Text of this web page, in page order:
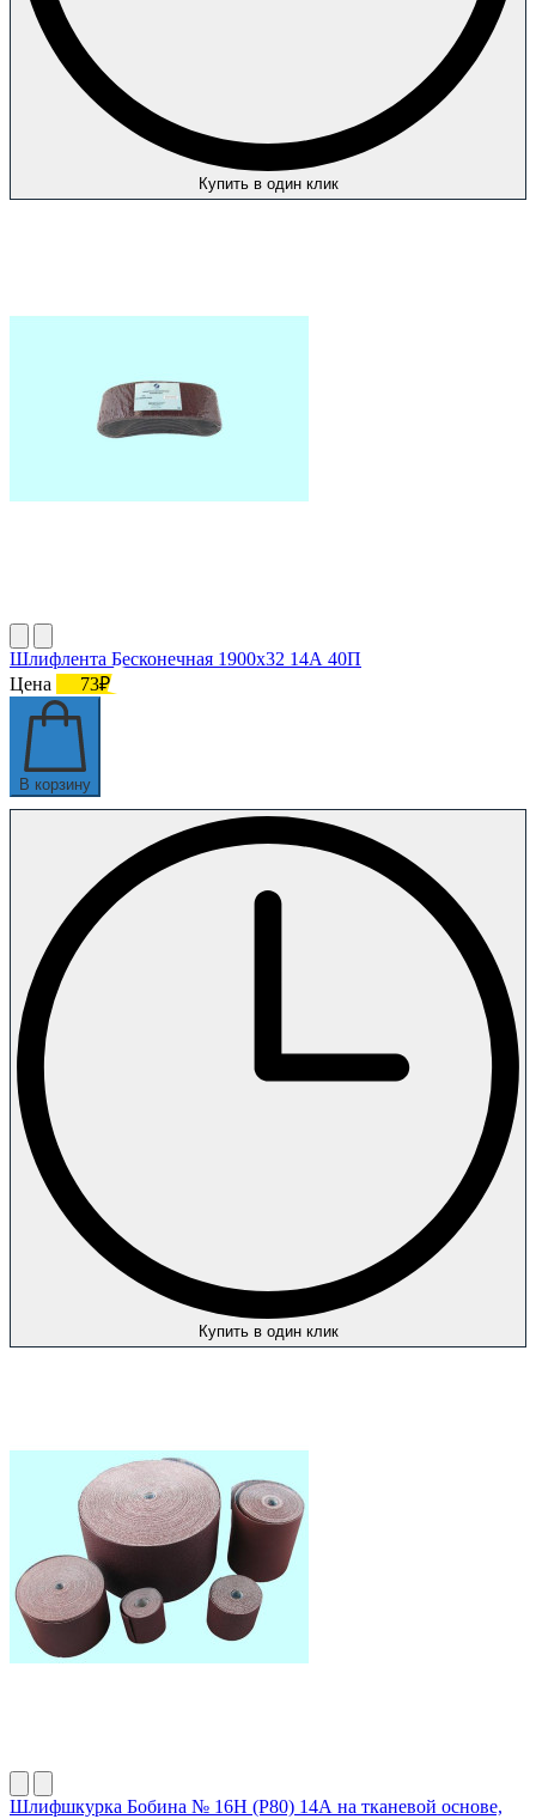
Купить в один клик
Шлифлента Бесконечная 1900х32 14А 40П
Цена
73₽
В корзину
Купить в один клик
Шлифшкурка Бобина № 16Н (P80) 14А на тканевой основе,